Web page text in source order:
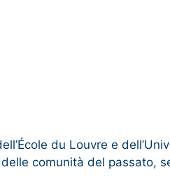
du Louvre e
comunità del passato,